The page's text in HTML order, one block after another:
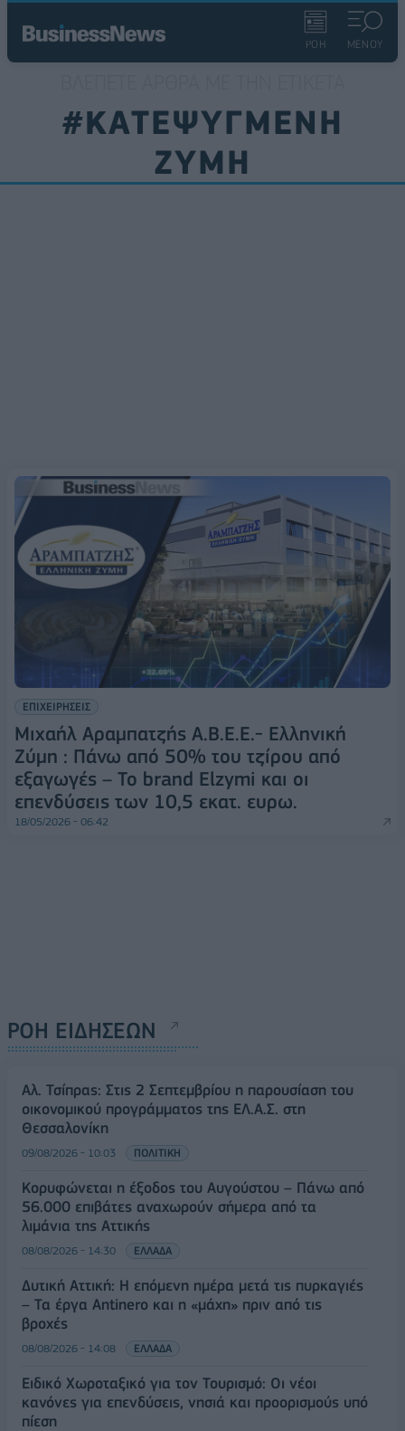
ΡΟΗ ΜΕΝΟΥ
#ΚΑΤΕΨΥΓΜΕΝΗ
ΖΥΜΗ
ΕΠΙΧΕΙΡΗΣΕΙΣ
Μιχαήλ Αραμπατζής Α.Β.Ε.Ε.- Ελληνική
Ζύμη : Πάνω από 50% του τζίρου από
εξαγωγές – Το brand Εlzymi και οι
επενδύσεις των 10,5 εκατ. ευρω.
18/05/2026 - 06:42
ΡΟΗ ΕΙΔΗΣΕΩΝ
Αλ. Τσίπρας: Στις 2 Σεπτεμβρίου η παρουσίαση του
οικονομικού προγράμματος της ΕΛ.Α.Σ. στη
Θεσσαλονίκη
09/08/2026 - 10:03 ΠΟΛΙΤΙΚΗ
Κορυφώνεται η έξοδος του Αυγούστου – Πάνω από
56.000 επιβάτες αναχωρούν σήμερα από τα
λιμάνια της Αττικής
08/08/2026 - 14:30 ΕΛΛΑΔΑ
Δυτική Αττική: Η επόμενη ημέρα μετά τις πυρκαγιές
– Τα έργα Antinero και η «μάχη» πριν από τις
βροχές
08/08/2026 - 14:08 ΕΛΛΑΔΑ
Ειδικό Χωροταξικό για τον Τουρισμό: Οι νέοι
κανόνες για επενδύσεις, νησιά και προορισμούς υπό
πίεση